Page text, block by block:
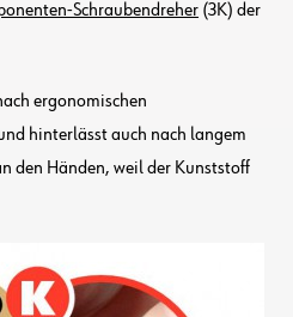
Schraubendreher (3K) der
ergonomischen
hinterlässt auch nach langem
den Händen, weil der Kunststoff